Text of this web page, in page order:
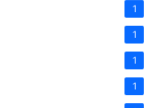
1
1
1
1